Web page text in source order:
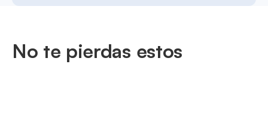
No te pierdas estos